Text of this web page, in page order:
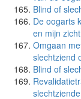
Blind of
De oogarts
en mijn
Omgaan
slechtziend
Blind of